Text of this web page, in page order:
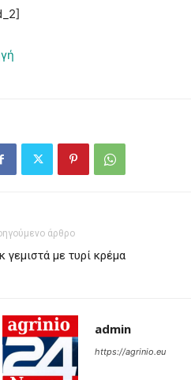
άρθρο
γεμιστά με τυρί κρέμα
admin
https://agrinio.eu